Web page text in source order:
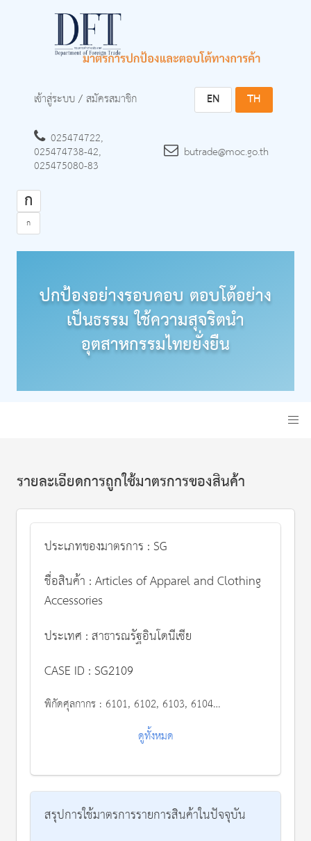
เข้าสู่ระบบ/สมัครสมาชิก EN TH
025474722,
025474738-42,
025475080-83
butrade@moc.go.th
ก
ก
ปกป้องอย่างรอบคอบ ตอบโต้อย่าง
เป็นธรรม ใช้ความสุจริตนำ
อุตสาหกรรมไทยยั่งยืน
รายละเอียดการถูกใช้มาตรการของสินค้า
ประเภทของมาตรการ : SG
ชื่อสินค้า : Articles of Apparel and Clothing
Accessories
ประเทศ : สาธารณรัฐอินโดนีเซีย
CASE ID : SG2109
พิกัดศุลกากร : 6101, 6102, 6103, 6104, 6105, 6106, 6109, 6110, 6111, 6117, 6201, 6202, 6203, 6204, 6205, 6206, 6209, 6214
ดูทั้งหมด
สรุปการใช้มาตรการรายการสินค้าในปัจจุบัน